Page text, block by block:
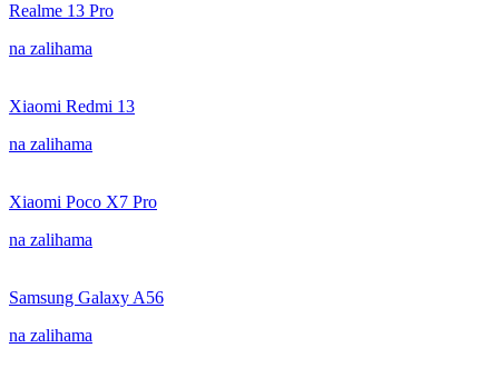
Realme 13 Pro
na zalihama
Xiaomi Redmi 13
na zalihama
Xiaomi Poco X7 Pro
na zalihama
Samsung Galaxy A56
na zalihama